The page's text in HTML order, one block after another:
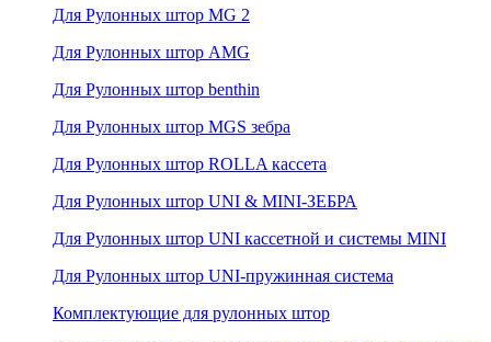
Для Рулонных штор MG 2
Для Рулонных штор AMG
Для Рулонных штор benthin
Для Рулонных штор MGS зебра
Для Рулонных штор ROLLA кассета
Для Рулонных штор UNI & MINI-ЗЕБРА
Для Рулонных штор UNI кассетной и системы MINI
Для Рулонных штор UNI-пружинная система
Комплектующие для рулонных штор